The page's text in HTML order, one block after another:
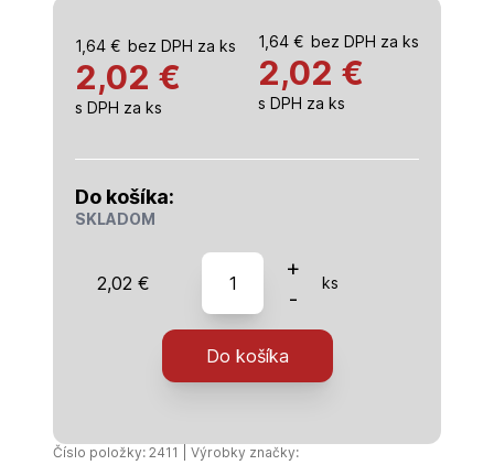
1,64 € bez DPH za ks
2,02 €
s DPH za ks
1,64 € bez DPH za ks
2,02 €
s DPH za ks
Do košíka:
SKLADOM
2,02 €
množstvo
Koncovka
Unidelta
+
-
ks
Do košíka
Číslo položky: 2411 | Výrobky značky: